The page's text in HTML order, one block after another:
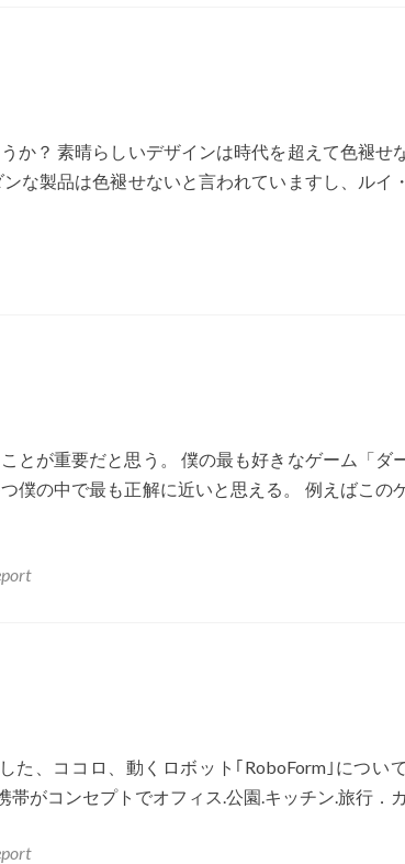
か？ 素晴らしいデザインは時代を超えて色褪せ
な製品は色褪せないと言われていますし、ルイ
とが重要だと思う。 僕の最も好きなゲーム「ダ
僕の中で最も正解に近いと思える。 例えばこの
た、ココロ、動くロボット｢RoboForm｣につい
がコンセプトでオフィス.公園.キッチン.旅行．